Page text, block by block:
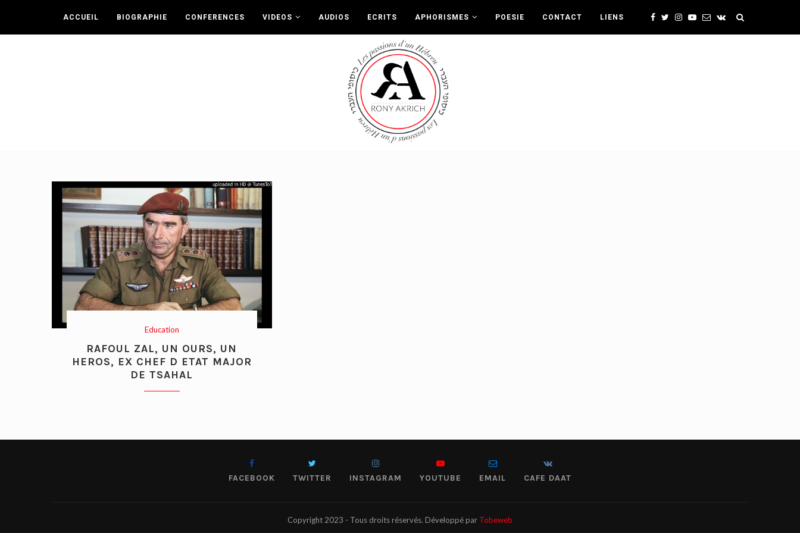
ACCUEIL BIOGRAPHIE CONFERENCES VIDEOS AUDIOS ECRITS APHORISMES POESIE CONTACT LIENS
Education
RAFOUL ZAL, UN OURS, UN
HEROS, EX CHEF D ETAT MAJOR
DE TSAHAL
FACEBOOK TWITTER INSTAGRAM YOUTUBE EMAIL CAFE DAAT
Copyright 2023 - Tous droits réservés. Développé par Tobeweb